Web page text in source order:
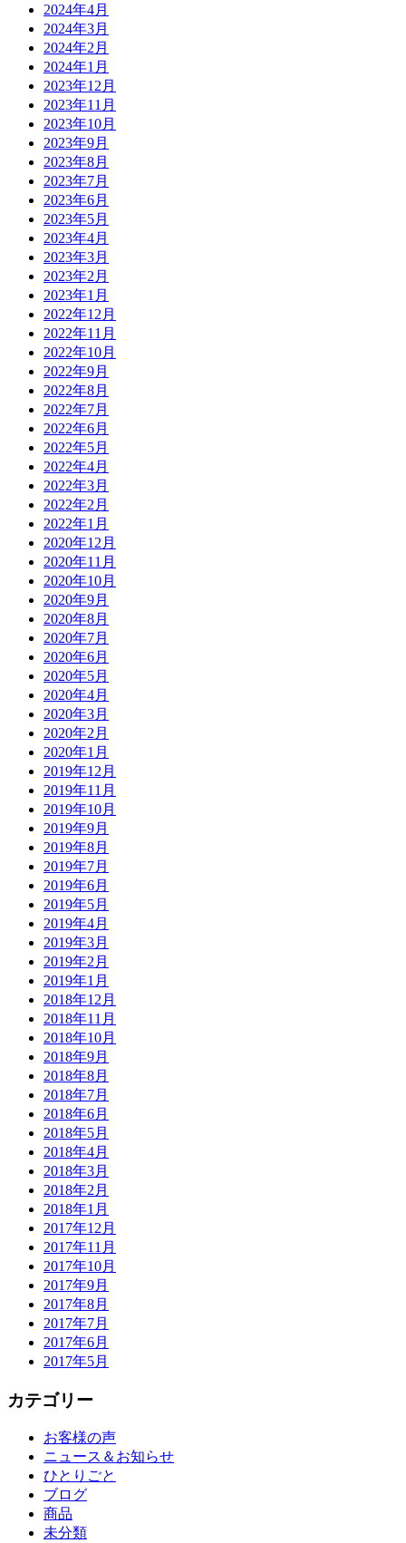
2024年4月
2024年3月
2024年2月
2024年1月
2023年12月
2023年11月
2023年10月
2023年9月
2023年8月
2023年7月
2023年6月
2023年5月
2023年4月
2023年3月
2023年2月
2023年1月
2022年12月
2022年11月
2022年10月
2022年9月
2022年8月
2022年7月
2022年6月
2022年5月
2022年4月
2022年3月
2022年2月
2022年1月
2020年12月
2020年11月
2020年10月
2020年9月
2020年8月
2020年7月
2020年6月
2020年5月
2020年4月
2020年3月
2020年2月
2020年1月
2019年12月
2019年11月
2019年10月
2019年9月
2019年8月
2019年7月
2019年6月
2019年5月
2019年4月
2019年3月
2019年2月
2019年1月
2018年12月
2018年11月
2018年10月
2018年9月
2018年8月
2018年7月
2018年6月
2018年5月
2018年4月
2018年3月
2018年2月
2018年1月
2017年12月
2017年11月
2017年10月
2017年9月
2017年8月
2017年7月
2017年6月
2017年5月
カテゴリー
お客様の声
ニュース＆お知らせ
ひとりごと
ブログ
商品
未分類